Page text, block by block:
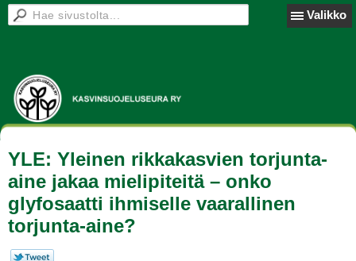
Valikko
YLE: Yleinen rikkakasvien torjunta-
aine jakaa mielipiteitä – onko
glyfosaatti ihmiselle vaarallinen
torjunta-aine?